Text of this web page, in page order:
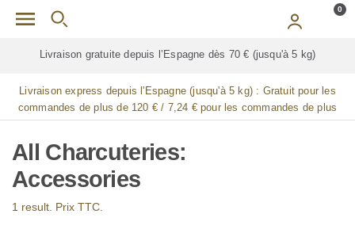
Skip to main content 0
Livraison gratuite depuis l’Espagne dès 70 € (jusqu'à 5 kg)
Livraison express depuis l'Espagne (jusqu'à 5 kg) : Gratuit pour les
commandes de plus de 120 € / 7,24 € pour les commandes de plus
de 90 € / 14,48 € pour les commandes de plus de 60 € / 21,72 € pour
les commandes de plus de 30 €
All Charcuteries:
Accessories
1 result. Prix TTC.